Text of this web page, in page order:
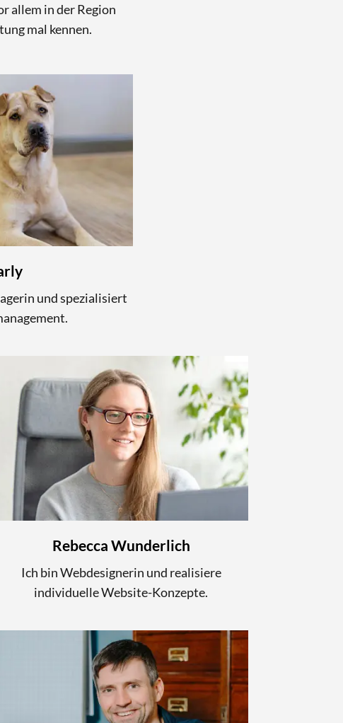
allem in der Region
mal kennen.
und spezialisiert
Rebecca Wunderlich
Ich bin Webdesignerin und realisiere
individuelle Website-Konzepte.